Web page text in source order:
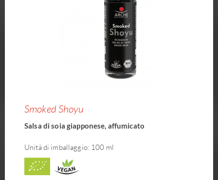
Smoked Shoyu
Salsa di soia giapponese, affumicato
Unità di imballaggio: 100 ml